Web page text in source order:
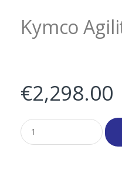
Kymco
€2,298.00
Q
u
a